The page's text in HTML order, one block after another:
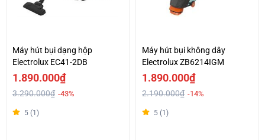
Máy hút bụi dạng hộp
Electrolux EC41-2DB
1.890.000₫
3.290.000₫ -43%
5 (1)
Máy hút bụi không dây
Electrolux ZB6214IGM
1.890.000₫
2.190.000₫ -14%
5 (1)